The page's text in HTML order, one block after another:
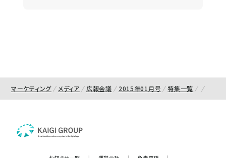
マーケティング メディア 広報会議 2015年01月号 特集一覧